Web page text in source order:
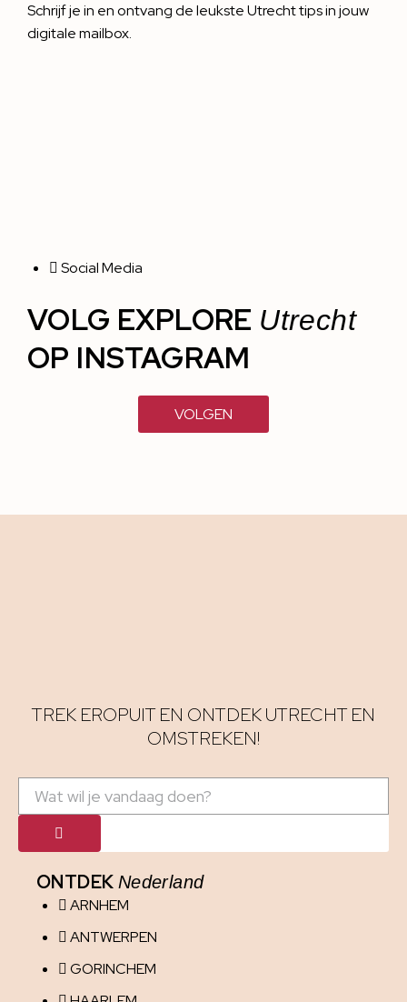
Schrijf je in en ontvang de leukste Utrecht tips in jouw
digitale mailbox.
Social Media
VOLG EXPLORE Utrecht
OP INSTAGRAM
VOLGEN
TREK EROPUIT EN ONTDEK UTRECHT EN
OMSTREKEN!
ONTDEK Nederland
ARNHEM
ANTWERPEN
GORINCHEM